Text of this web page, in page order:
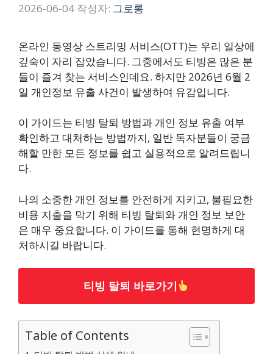
2026-06-04 작성자: 그로롱
온라인 동영상 스트리밍 서비스(OTT)는 우리 일상에
깊숙이 자리 잡았습니다. 그중에서도 티빙은 많은 분
들이 즐겨 찾는 서비스인데요. 하지만 2026년 6월 2
일 개인정보 유출 사건이 발생하여 유감입니다.
이 가이드는 티빙 탈퇴 방법과 개인 정보 유출 여부
확인하고 대처하는 방법까지, 일반 독자분들이 궁금
해할 만한 모든 정보를 쉽고 실용적으로 알려드립니
다.
나의 소중한 개인 정보를 안전하게 지키고, 불필요한
비용 지출을 막기 위해 티빙 탈퇴와 개인 정보 보안
은 매우 중요합니다. 이 가이드를 통해 현명하게 대
처하시길 바랍니다.
티빙 탈퇴 바로가기
Table of Contents